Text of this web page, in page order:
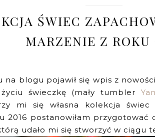
ŚWIEC
MARZENIE Z ROKU
na blogu pojawił się wpis z
świeczkę (mały tumbler
mi się własna kolekcja
2016 postanowiłam przygotować
udało mi się stworzyć w ciągu